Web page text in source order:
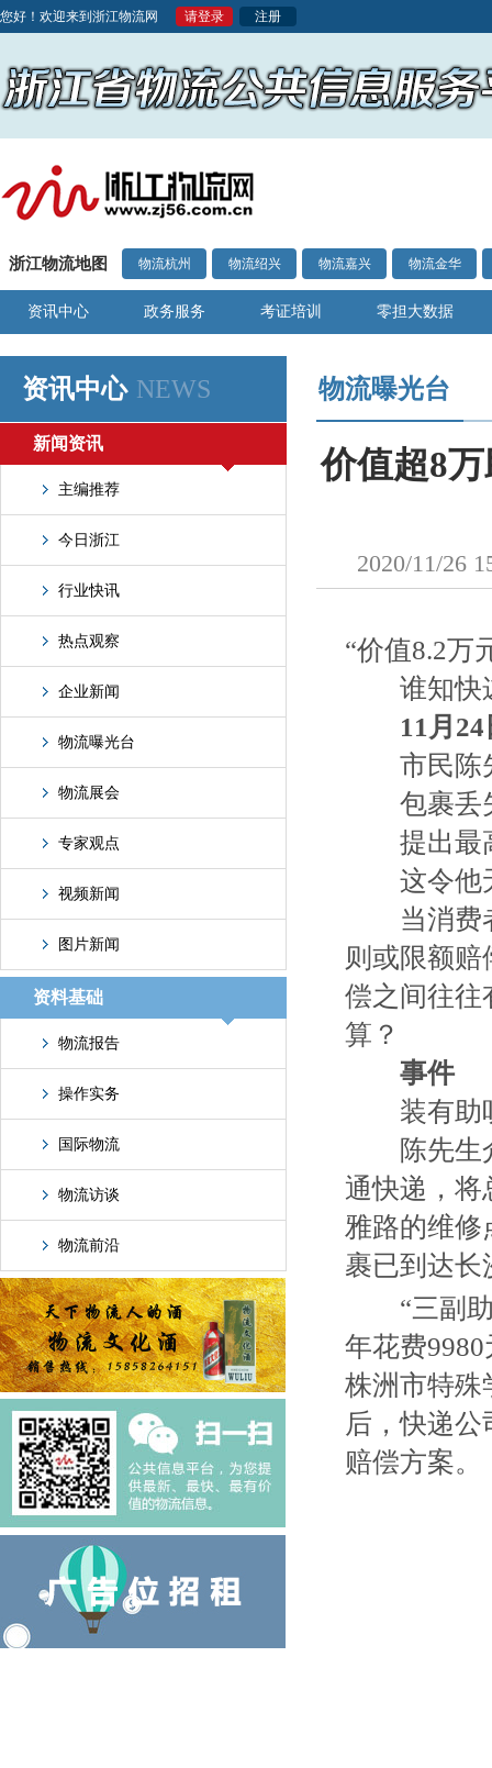
您好！欢迎来到浙江物流网 请登录 注册
浙江物流地图 物流杭州 物流绍兴 物流嘉兴 物流金华
资讯中心 政务服务 考证培训 零担大数据
资讯中心 NEWS
新闻资讯
主编推荐
今日浙江
行业快讯
热点观察
企业新闻
物流曝光台
物流展会
专家观点
视频新闻
图片新闻
资料基础
物流报告
操作实务
国际物流
物流访谈
物流前沿
物流曝光台
价值超8
2020/11/26
“价值8.2万
谁知快递
11月24
市民陈先
包裹丢失
提出最高
这令他
当消费者
则或限额
偿之间往往
算？
事件
装有助听
陈先生介
通快递，将
雅路的维修
裹已到达长
“三副助
年花费
株洲市特殊
后，快递
赔偿方案。